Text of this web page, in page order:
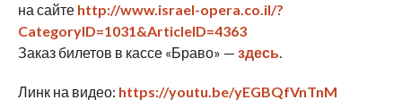
на сайте http://www.israel-opera.co.il/?
CategoryID=1031&ArticleID=4363
Заказ билетов в кассе «Браво» — здесь.
Линк на видео: https://youtu.be/yEGBQfVnTnM